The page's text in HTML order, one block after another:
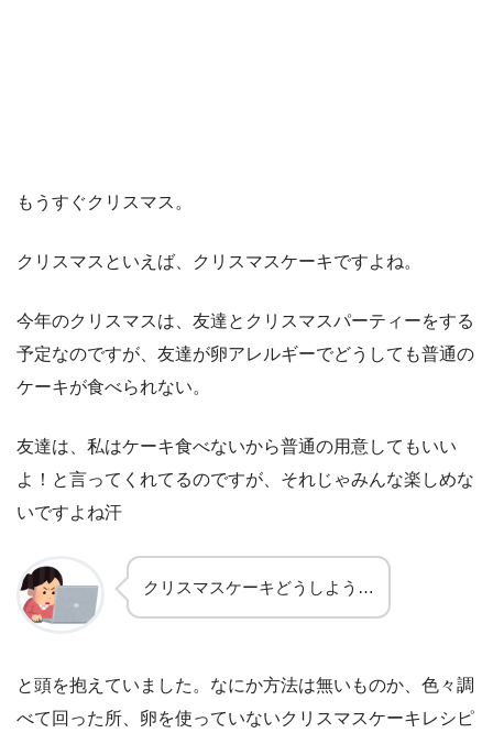
もうすぐクリスマス。
クリスマスといえば、クリスマスケーキですよね。
今年のクリスマスは、友達とクリスマスパーティーをする
予定なのですが、友達が卵アレルギーでどうしても普通の
ケーキが食べられない。
友達は、私はケーキ食べないから普通の用意してもいい
よ！と言ってくれてるのですが、それじゃみんな楽しめな
いですよね汗
クリスマスケーキどうしよう…
と頭を抱えていました。なにか方法は無いものか、色々調
べて回った所、卵を使っていないクリスマスケーキレシピ